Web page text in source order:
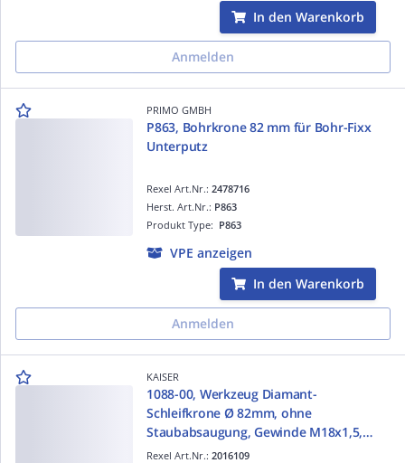
In den Warenkorb
Anmelden
PRIMO GMBH
P863, Bohrkrone 82 mm für Bohr-Fixx
Unterputz
Rexel Art.Nr.: 2478716
Produkt Type: P863
Herst. Art.Nr.: P863
VPE anzeigen
In den Warenkorb
Anmelden
KAISER
1088-00, Werkzeug Diamant-
Schleifkrone Ø 82mm, ohne
Staubabsaugung, Gewinde M18x1,5,
Arbeitstiefe max. 70mm
Rexel Art.Nr.: 2016109